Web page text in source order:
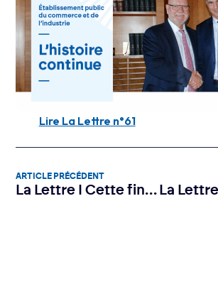
Lire La Lettre n°61
ARTICLE PRÉCÉDENT
La Lettre I Cette fin est un début !